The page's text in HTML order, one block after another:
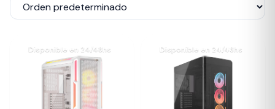
Disponible en 24/48hs Disponible en 24/48hs